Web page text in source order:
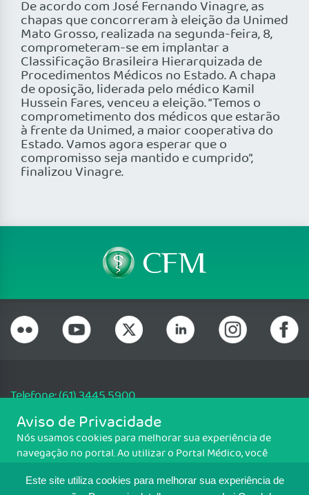
Este site utiliza cookies para melhorar sua experiência de
De acordo com José Fernando Vinagre, as
chapas que concorreram à eleição da Unimed
Mato Grosso, realizada na segunda-feira, 8,
comprometeram-se em implantar a
Classificação Brasileira Hierarquizada de
Procedimentos Médicos no Estado. A chapa
de oposição, liderada pelo médico Kamil
Hussein Fares, venceu a eleição. “Temos o
comprometimento dos médicos que estarão
à frente da Unimed, a maior cooperativa do
Estado. Vamos agora esperar que o
compromisso seja mantido e cumprido”,
finalizou Vinagre.
Telefone: (61) 3445 5900
Email: cfm@portalmedico.org.br
SGAS 616, Conjunto D, Lote 115, L2 Sul, Brasília/DF - CEP: 70200-760 -
CNPJ: 33.583.550/0001-30
Aviso de Privacidade
Nós usamos cookies para melhorar sua experiência de
navegação no portal. Ao utilizar o Portal Médico, você
Para ter mais informações sobre como isso é feito, acesse